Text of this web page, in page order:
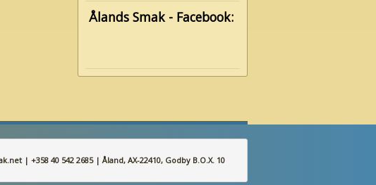
Ålands Smak - Facebook:
| +358 40 542 2685 | Åland, AX-22410, Godby B.O.X. 10